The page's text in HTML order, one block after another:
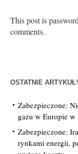
This post is
comments.
OSTATNIE
Zabezpieczone:
gazu w Europie w
Zabezpieczone:
rynkami energii,